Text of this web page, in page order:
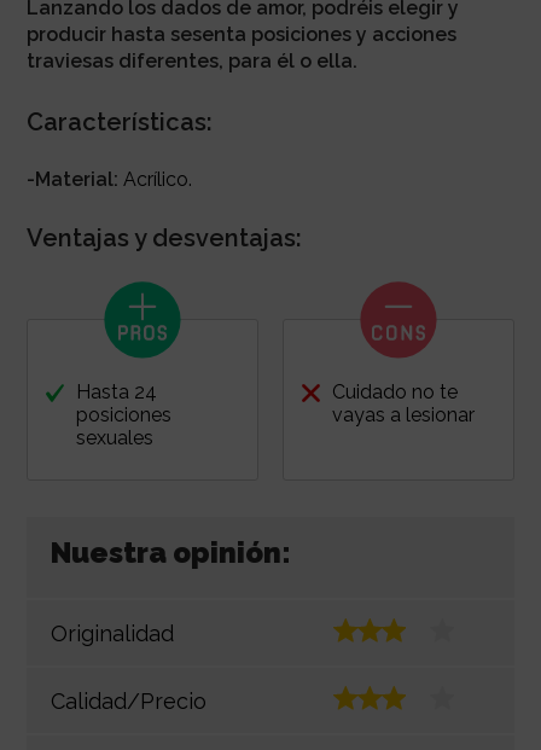
Lanzando los dados de amor, podréis elegir y
producir hasta sesenta posiciones y acciones
traviesas diferentes, para él o ella.
Características:
-Material: Acrílico.
Ventajas y desventajas:
Hasta 24
posiciones
sexuales
Cuidado no te
vayas a lesionar
Nuestra opinión:
Originalidad
Calidad/Precio